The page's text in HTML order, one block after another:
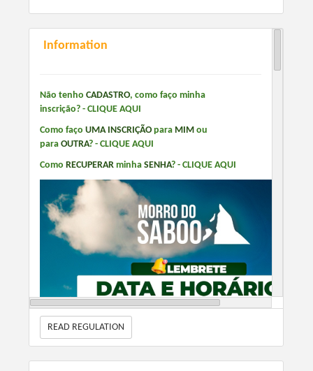
Information
Não tenho CADASTRO, como faço minha
inscrição? -CLIQUE AQUI
Como faço UMA INSCRIÇÃO para MIM ou
para OUTRA? - CLIQUE AQUI
Como RECUPERAR minha SENHA? -CLIQUE AQUI
READ REGULATION